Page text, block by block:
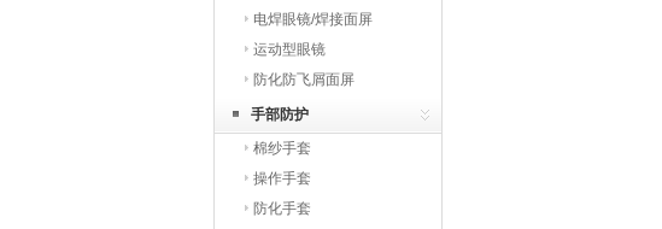
电焊眼镜/焊接面屏
运动型眼镜
防化防飞屑面屏
手部防护
棉纱手套
操作手套
防化手套